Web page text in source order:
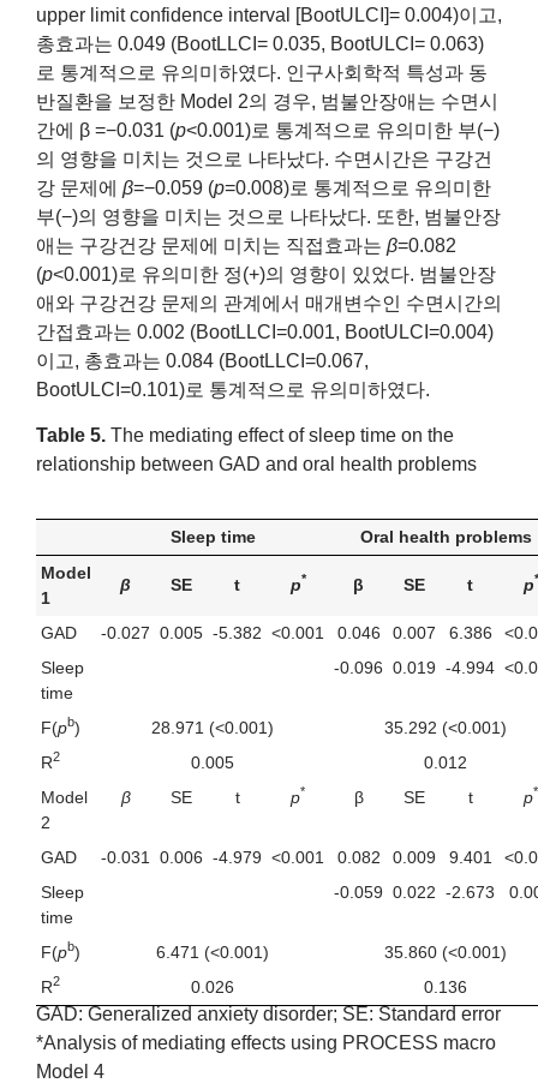
upper limit confidence interval [BootULCI]= 0.004)이고,
총효과는 0.049 (BootLLCI= 0.035, BootULCI= 0.063)
로 통계적으로 유의미하였다. 인구사회학적 특성과 동
반질환을 보정한 Model 2의 경우, 범불안장애는 수면시
간에 β =−0.031 (p<0.001)로 통계적으로 유의미한 부(−)
의 영향을 미치는 것으로 나타났다. 수면시간은 구강건
강 문제에 β=−0.059 (p=0.008)로 통계적으로 유의미한
부(−)의 영향을 미치는 것으로 나타났다. 또한, 범불안장
애는 구강건강 문제에 미치는 직접효과는 β=0.082
(p<0.001)로 유의미한 정(+)의 영향이 있었다. 범불안장
애와 구강건강 문제의 관계에서 매개변수인 수면시간의
간접효과는 0.002 (BootLLCI=0.001, BootULCI=0.004)
이고, 총효과는 0.084 (BootLLCI=0.067,
BootULCI=0.101)로 통계적으로 유의미하였다.
Table 5. The mediating effect of sleep time on the
relationship between GAD and oral health problems
Sleep time
Oral health problems
Model
1
β SE t p* β SE t p*
GAD -0.027 0.005 -5.382 <0.001 0.046 0.007 6.386
Sleep
time
-0.096 0.019 -4.994
F(pb) 28.971 (<0.001)
35.292 (<0.001)
R2 0.005
0.012
Model
2
β SE t p* β SE t p*
GAD -0.031 0.006 -4.979 <0.001 0.082 0.009 9.401
Sleep
time
-0.059 0.022 -2.673
F(pb) 6.471 (<0.001)
35.860 (<0.001)
R2 0.026 0.136
GAD: Generalized anxiety disorder; SE: Standard error
*Analysis of mediating effects using PROCESS macro
Model 4